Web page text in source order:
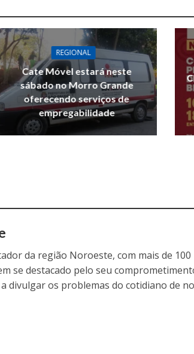
REGIONAL
Cate Móvel estará neste
sábado no Morro Grande
oferecendo serviços de
empregabilidade
da região Noroeste, com mais de
se destacado pelo seu
divulgar os problemas do cotidiano de